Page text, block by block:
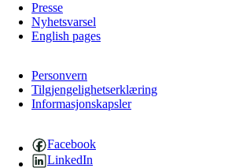
Presse
Nyhetsvarsel
English pages
Personvern
Tilgjengelighetserklæring
Informasjonskapsler
Facebook
LinkedIn